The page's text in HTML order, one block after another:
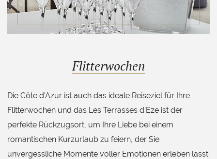
Flitterwochen
Die Côte d'Azur ist auch das ideale Reiseziel für Ihre
Flitterwochen und das Les Terrasses d'Eze ist der
perfekte Rückzugsort, um Ihre Liebe bei einem
romantischen Kurzurlaub zu feiern, der Sie
unvergessliche Momente voller Emotionen erleben lässt.